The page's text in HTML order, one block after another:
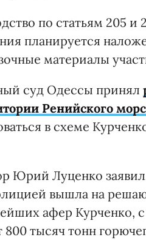
по статьям 205 и
планируется
материалы
суд Одессы принял
Ренийского
в схеме
Юрий Луценко
вышла на
афер Курченко,
тысяч тонн